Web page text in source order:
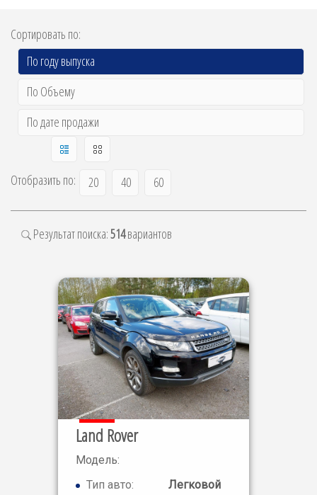
Сортировать по:
По году выпуска
По Объему
По дате продажи
Отобразить по: 20 40 60
Результат поиска:514вариантов
Land Rover
Модель:
RANGE
Тип авто:
Легковой